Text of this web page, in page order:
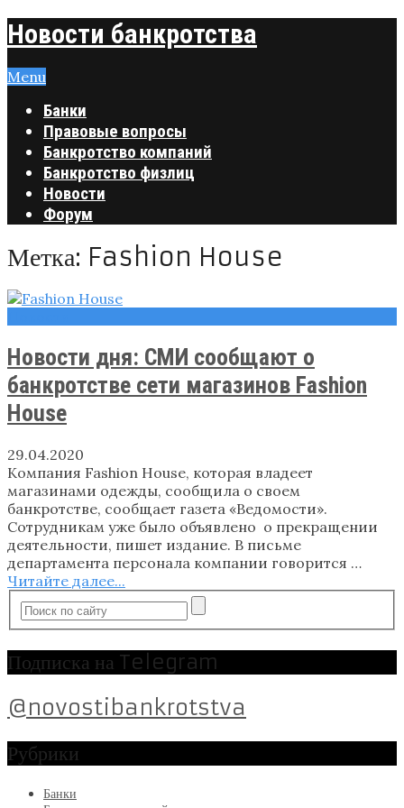
Новости банкротства
Menu
Банки
Правовые вопросы
Банкротство компаний
Банкротство физлиц
Новости
Форум
Метка: Fashion House
Новости дня: СМИ сообщают о
банкротстве сети магазинов Fashion
House
29.04.2020
Компания Fashion House, которая владеет
магазинами одежды, сообщила о своем
банкротстве, сообщает газета «Ведомости».
Сотрудникам уже было объявлено о прекращении
деятельности, пишет издание. В письме
департамента персонала компании говорится …
Читайте далее...
Подписка на Telegram
@novostibankrotstva
Рубрики
Банки